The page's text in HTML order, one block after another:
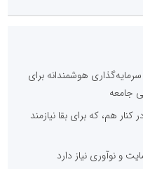
هوشمندانه برای
جامعه
هم، که برای بقا نیازمند
و نوآوری نیاز دارد